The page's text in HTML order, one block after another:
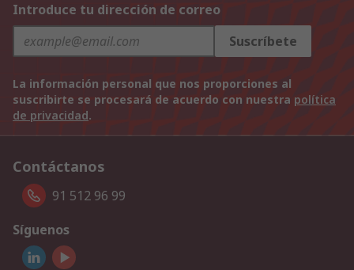
Introduce tu dirección de correo
Suscríbete
La información personal que nos proporciones al
suscribirte se procesará de acuerdo con nuestra política
de privacidad.
Contáctanos
91 512 96 99
Síguenos